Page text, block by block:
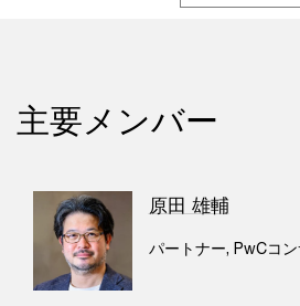
主要メンバー
原田 雄輔
パートナー, PwCコ